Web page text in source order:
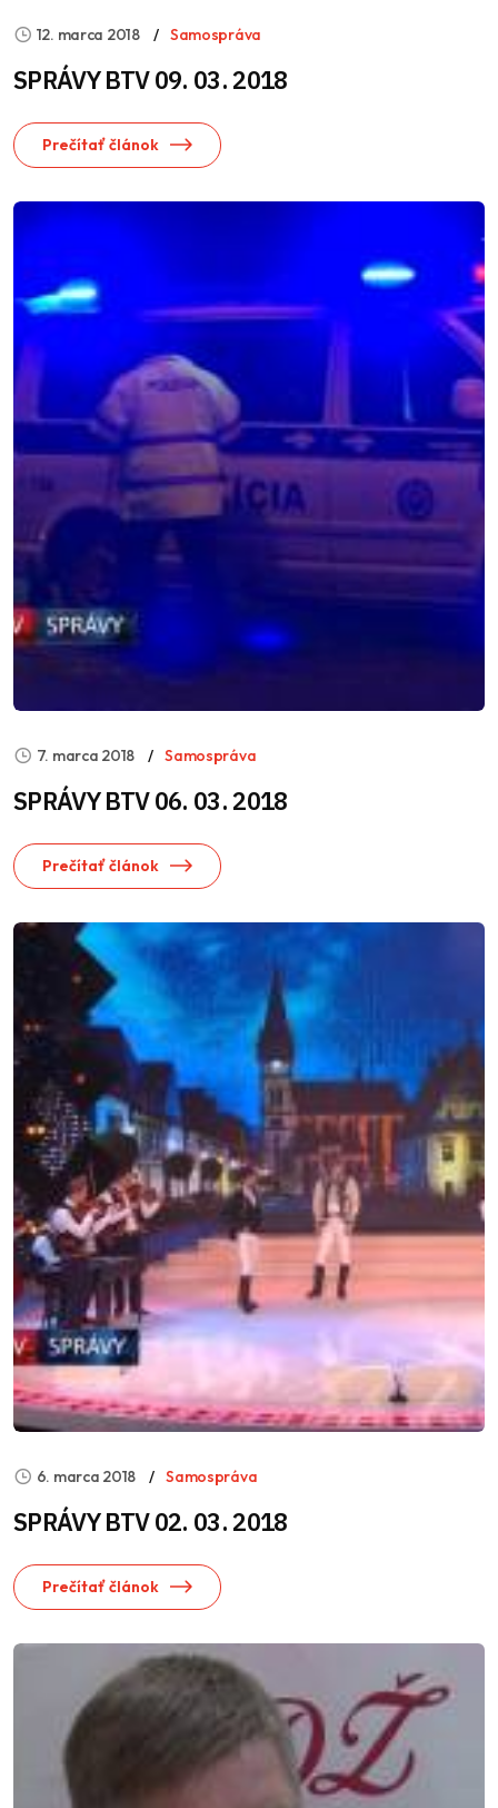
12. marca 2018 Samospráva
SPRÁVY BTV 09. 03. 2018
Prečítať článok
7. marca 2018 Samospráva
SPRÁVY BTV 06. 03. 2018
Prečítať článok
6. marca 2018 Samospráva
SPRÁVY BTV 02. 03. 2018
Prečítať článok